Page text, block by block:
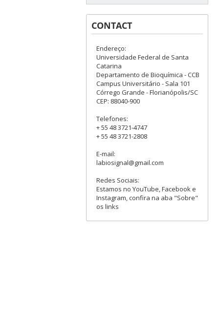
CONTACT
Endereço:
Universidade Federal de Santa
Catarina
Departamento de Bioquímica - CCB
Campus Universitário - Sala 101
Córrego Grande - Florianópolis/SC
CEP: 88040-900
Telefones:
+ 55 48 3721-4747
+ 55 48 3721-2808
E-mail:
labiosignal@gmail.com
Redes Sociais:
Estamos no YouTube, Facebook e
Instagram, confira na aba "Sobre"
os links